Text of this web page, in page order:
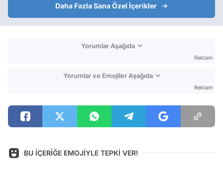
Daha Fazla Sana Özel İçerikler
Yorumlar Aşağıda
Reklam
Yorumlar ve Emojiler Aşağıda
Reklam
BU İÇERİĞE EMOJİYLE TEPKİ VER!